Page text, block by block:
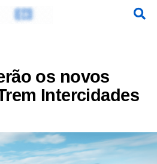
os novos
Intercidades